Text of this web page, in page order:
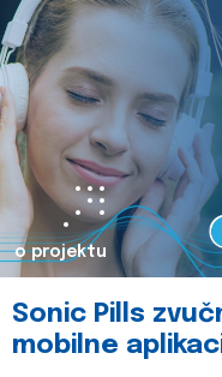
o projektu
Sonic Pills
mobilne